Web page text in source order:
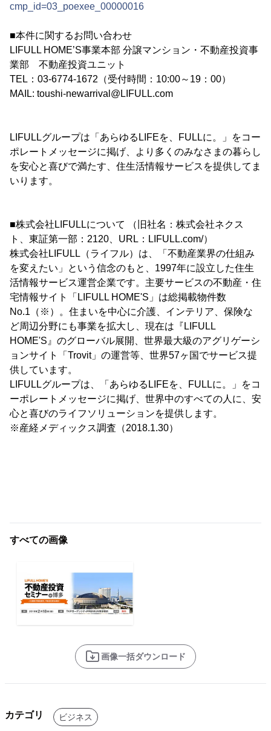
cmp_id=03_poexee_00000016
■本件に関するお問い合わせ
LIFULL HOME’S事業本部 分譲マンション・不動産投資事
業部 不動産投資ユニット
TEL：03-6774-1672（受付時間：10:00～19：00）
MAIL: toushi-newarrival@LIFULL.com
LIFULLグループは「あらゆるLIFEを、FULLに。」をコー
ポレートメッセージに掲げ、より多くのみなさまの暮らし
を安心と喜びで満たす、住生活情報サービスを提供してま
いります。
■株式会社LIFULLについて （旧社名：株式会社ネクス
ト、東証第一部：2120、URL：LIFULL.com/）
株式会社LIFULL（ライフル）は、「不動産業界の仕組み
を変えたい」という信念のもと、1997年に設立した住生
活情報サービス運営企業です。主要サービスの不動産・住
宅情報サイト「LIFULL HOME'S」は総掲載物件数
No.1（※）。住まいを中心に介護、インテリア、保険な
ど周辺分野にも事業を拡大し、現在は『LIFULL
HOME'S』のグローバル展開、世界最大級のアグリゲーシ
ョンサイト「Trovit」の運営等、世界57ヶ国でサービス提
供しています。
LIFULLグループは、「あらゆるLIFEを、FULLに。」をコ
ーポレートメッセージに掲げ、世界中のすべての人に、安
心と喜びのライフソリューションを提供します。
※産経メディックス調査（2018.1.30）
すべての画像
画像一括ダウンロード
カテゴリ ビジネス